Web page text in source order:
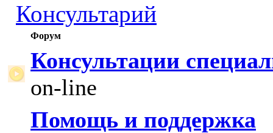
Консультарий
Форум
Консультации
on-line
Помощь и поддержка